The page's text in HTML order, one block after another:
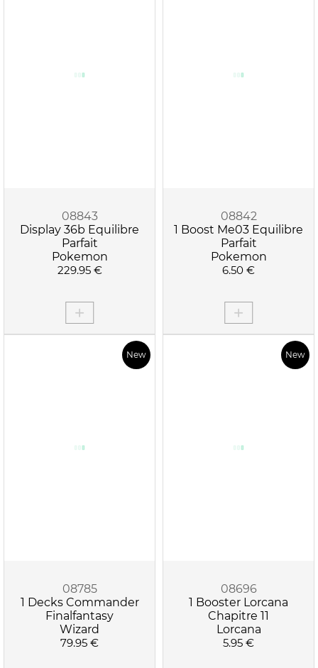
08843
Display 36b Equilibre
Parfait
Pokemon
229.95 €
08842
1 Boost Me03 Equilibre
Parfait
Pokemon
6.50 €
New
08785
1 Decks Commander
Finalfantasy
Wizard
79.95 €
New
08696
1 Booster Lorcana
Chapitre 11
Lorcana
5.95 €